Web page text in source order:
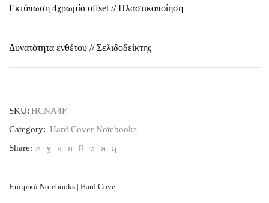
Εκτύπωση 4χρωμία οffset // Πλαστικοποίηση
Δυνατότητα ενθέτου // Σελιδοδείκτης
SKU: HCNA4F
Category: Hard Cover Notebooks
Share:
Εταιρικά Notebooks | Hard Cove...